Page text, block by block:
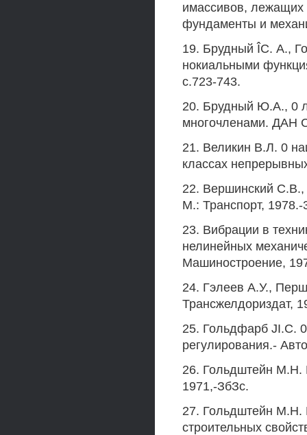
имассивов, лежащих
фундаменты и
19. Брудный ÎC. А.,
нокиальными
с.723-743.
20. Брудный Ю.А., 0
многочленами. ДАН
21. Великин В.Л. 0
классах
22. Вершинский
М.: Транспорт, 1978.-
23. Вибрации в
нелинейных
Машиностроение,
24. Гэлеев А.У.,
Трансжелдориздат,
25. Гольдфарб JI.C.
регулирования.-
26. Гольдштейн М.Н.
1971,-ЗбЗс.
27. Гольдштейн М.Н.
строительных